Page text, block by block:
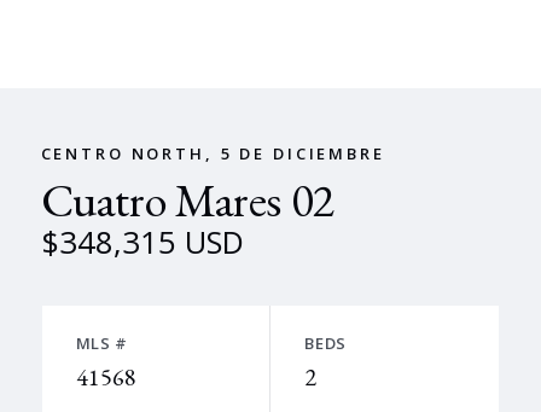
CENTRO NORTH, 5 DE DICIEMBRE
Cuatro Mares 02
$348,315 USD
MLS #
41568
BEDS
2